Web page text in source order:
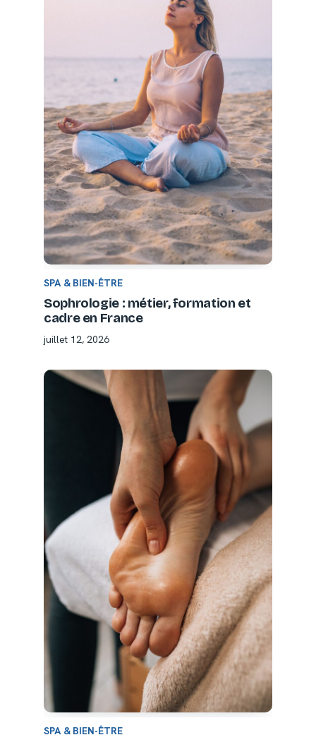
SPA & BIEN-ÊTRE
Sophrologie : métier, formation et
cadre en France
juillet 12, 2026
SPA & BIEN-ÊTRE